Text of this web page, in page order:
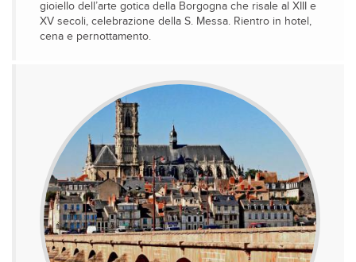
gioiello dell’arte gotica della Borgogna che risale al XIII e
XV secoli, celebrazione della S. Messa. Rientro in hotel,
cena e pernottamento.